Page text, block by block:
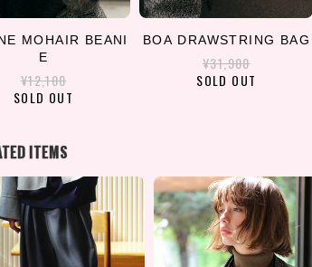
MOHAIR BEANI
E
¥12,100
SOLD OUT
BOA DRAWSTRING BAG
¥31,900
SOLD OUT